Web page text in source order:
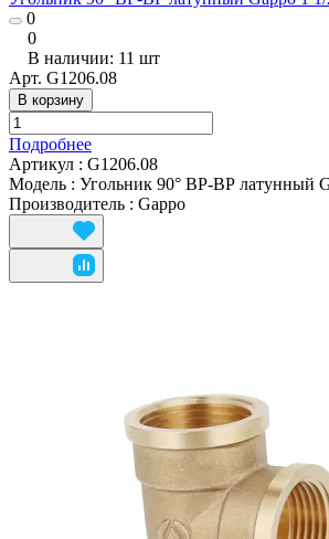
0
0
В наличии: 11 шт
Арт. G1206.08
В корзину
Подробнее
Артикул : G1206.08
Модель : Угольник 90° ВР-ВР латунный
Производитель : Gappo